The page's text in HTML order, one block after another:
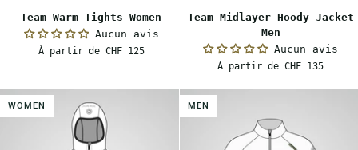
Tights
Women
Team Warm Tights Women
Aucun avis
À partir de CHF 125
Jacket
Team Midlayer Hoody Jacket
Men
Aucun avis
À partir de CHF 135
WOMEN MEN